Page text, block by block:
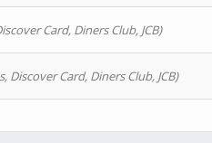
Card, Diners Club, JCB)
Card, Diners Club, JCB)